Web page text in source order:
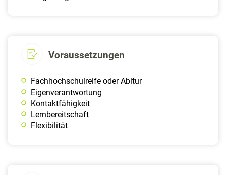
Voraussetzungen
Fachhochschulreife oder Abitur
Eigenverantwortung
Kontaktfähigkeit
Lernbereitschaft
Flexibilität